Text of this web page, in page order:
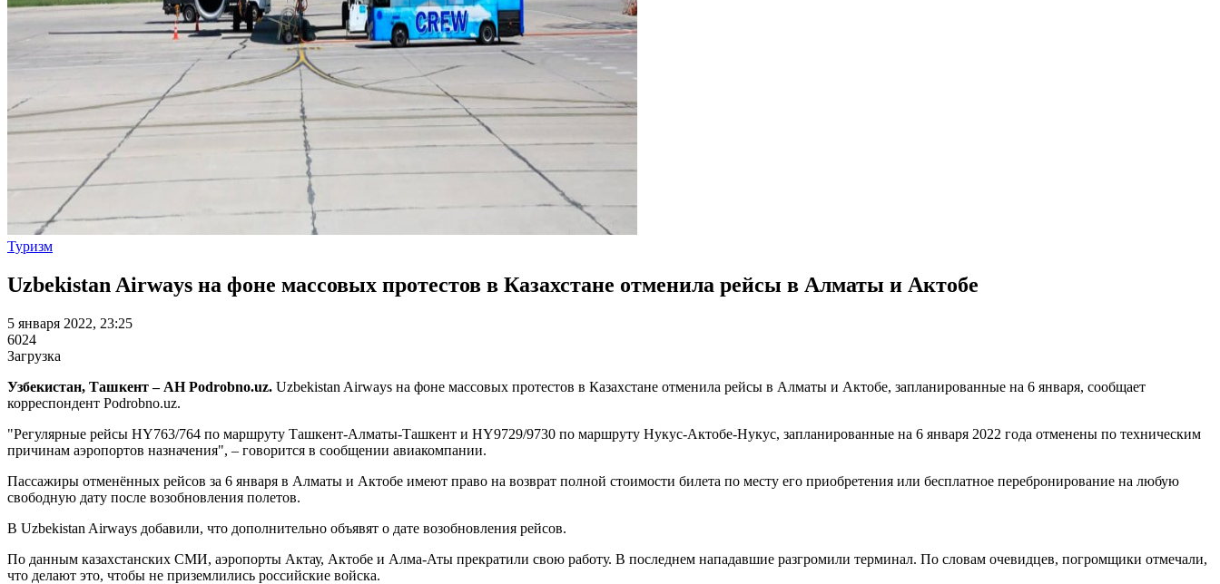
Туризм
Uzbekistan Airways на фоне массовых протестов в Казахстане отменила рейсы в Алматы и Актобе
5 января 2022, 23:25
6024
Загрузка
Узбекистан, Ташкент – АН Podrobno.uz. Uzbekistan Airways на фоне массовых протестов в Казахстане отменила рейсы в Алматы и Актобе, запланированные на 6 января, сообщает
корреспондент Podrobno.uz.
"Регулярные рейсы HY763/764 по маршруту Ташкент-Алматы-Ташкент и HY9729/9730 по маршруту Нукус-Актобе-Нукус, запланированные на 6 января 2022 года отменены по техническим
причинам аэропортов назначения", – говорится в сообщении авиакомпании.
Пассажиры отменённых рейсов за 6 января в Алматы и Актобе имеют право на возврат полной стоимости билета по месту его приобретения или бесплатное перебронирование на любую
свободную дату после возобновления полетов.
В Uzbekistan Airways добавили, что дополнительно объявят о дате возобновления рейсов.
По данным казахстанских СМИ, аэропорты Актау, Актобе и Алма-Аты прекратили свою работу. В последнем нападавшие разгромили терминал. По словам очевидцев, погромщики отмечали,
что делают это, чтобы не приземлились российские войска.